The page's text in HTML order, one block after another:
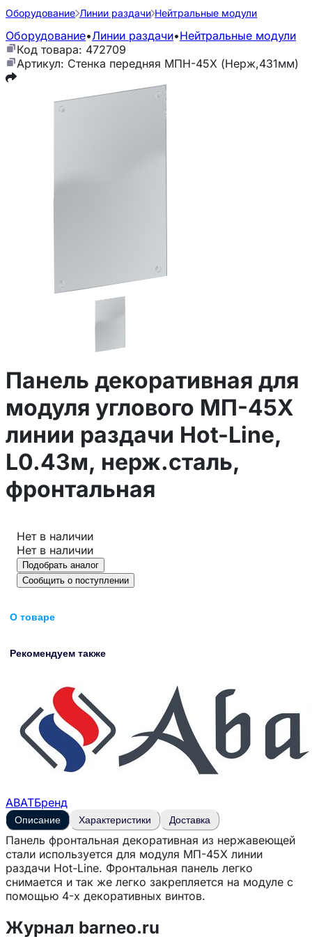
Оборудование Линии раздачи Нейтральные модули
Оборудование•Линии раздачи•Нейтральные модули
Код товара: 472709
Артикул: Стенка передняя МПН-45Х (Нерж,431мм)
Панель декоративная для
модуля углового МП-45Х
линии раздачи Hot-Line,
L0.43м, нерж.сталь,
фронтальная
Нет в наличии
Нет в наличии
Подобрать аналог
Сообщить о поступлении
О товаре
Рекомендуем также
ABATБренд
Описание Характеристики Доставка
Панель фронтальная декоративная из нержавеющей
стали используется для модуля МП-45Х линии
раздачи Hot-Line. Фронтальная панель легко
снимается и так же легко закрепляется на модуле с
помощью 4-х декоративных винтов.
Журнал barneo.ru